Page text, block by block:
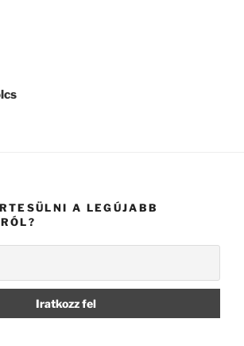
A LEGÚJABB